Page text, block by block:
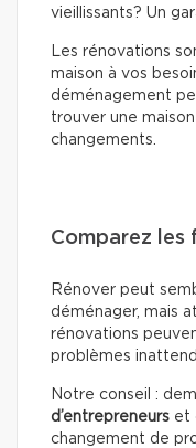
vieillissants? Un
Les rénovations
maison à vos
déménagement
trouver une
changements.
Comparez les
Rénover peut
déménager, mais
rénovations
problèmes
Notre conseil :
d’entrepreneurs et
changement de